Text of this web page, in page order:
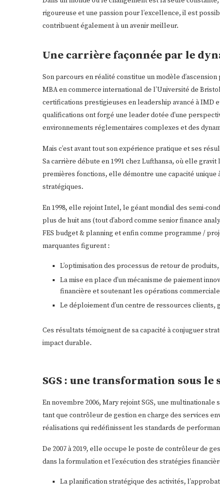
rigoureuse et une passion pour l’excellence, il est
contribuent également à un avenir meilleur.
Une carrière façonnée par le
Son parcours en réalité constitue un modèle
MBA en commerce international de l’Université de
certifications prestigieuses en leadership avancé à IMD
qualifications ont forgé une leader dotée d’une
environnements réglementaires complexes et des
Mais c’est avant tout son expérience pratique et ses
Sa carrière débute en 1991 chez Lufthansa, où elle
premières fonctions, elle démontre une capacité
stratégiques.
En 1998, elle rejoint Intel, le géant mondial des semi-
plus de huit ans (tout d’abord comme senior finance
FES budget & planning et enfin comme programme /
marquantes figurent :
L’optimisation des processus de retour de
La mise en place d’un mécanisme de paiement
financière et soutenant les opérations
Le déploiement d’un centre de ressources
Ces résultats témoignent de sa capacité à conjuguer
impact durable.
SGS : une transformation sous le
En novembre 2006, Mary rejoint SGS, une
tant que contrôleur de gestion en charge des services
réalisations qui redéfinissent les standards de
De 2007 à 2019, elle occupe le poste de contrôleur de
dans la formulation et l’exécution des stratégies
La planification stratégique des activités,